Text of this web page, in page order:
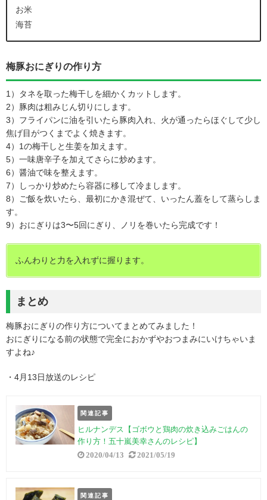
お米
海苔
梅豚おにぎりの作り方
1）タネを取った梅干しを細かくカットします。
2）豚肉は粗みじん切りにします。
3）フライパンに油を引いたら豚肉入れ、火が通ったらほぐして少し
焦げ目がつくまでよく焼きます。
4）1の梅干しと生姜を加えます。
5）一味唐辛子を加えてさらに炒めます。
6）醤油で味を整えます。
7）しっかり炒めたら容器に移して冷まします。
8）ご飯を炊いたら、最初にかき混ぜて、いったん蓋をして蒸らしま
す。
9）おにぎりは3〜5回にぎり、ノリを巻いたら完成です！
ふんわりと力を入れずに握ります。
まとめ
梅豚おにぎりの作り方についてまとめてみました！
おにぎりになる前の状態で完全におかずやおつまみにいけちゃいま
すよね♪
・4月13日放送のレシピ
関連記事
ヒルナンデス【ゴボウと鶏肉の炊き込みごはんの
作り方！五十嵐美幸さんのレシピ】
2020/04/13 2021/05/19
関連記事